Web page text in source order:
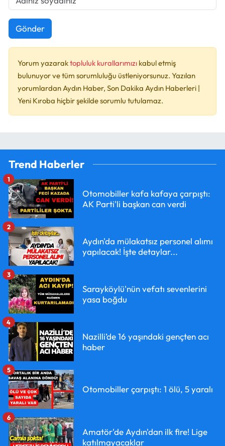
Gönder
Yorum yazaraktopluluk kurallarımızı kabul etmiş
bulunuyor ve tüm sorumluluğu üstleniyorsunuz. Yazılan
yorumlardan Aydın Haber, Son Dakika Aydın Haberleri |
Yeni Kıroba hiçbir şekilde sorumlu tutulamaz.
Trend Haberler
Otomobiller kafa kafaya çarpıştı:
AK Parti'li başkan can verdi
1
Aydın'da mülakatsız personel alımı
yapılacak! İşte detaylar...
2
Sarayköylü'nün vefatı sevenlerini
yasa boğdu
3
Nazilli’de 16 yaşındaki gençten acı
haber
4
Otomobiller çarpıştı: 1 ölü, 5 yaralı
5
Amatör'de Aydın'dan ilk fire! Lige
katılmayacaklar
6